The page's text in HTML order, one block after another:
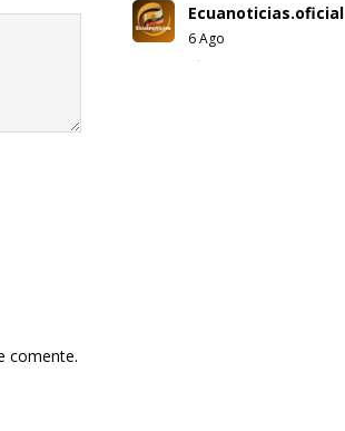
comente.
Ecuanoticias.oficial
6 Ago